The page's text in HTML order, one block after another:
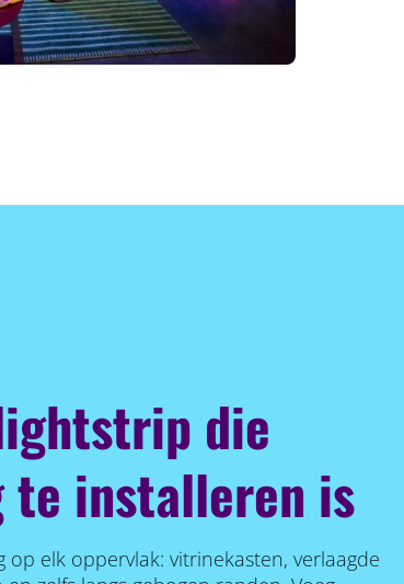
die
te installeren is
op elk oppervlak: vitrinekasten, verlaagde